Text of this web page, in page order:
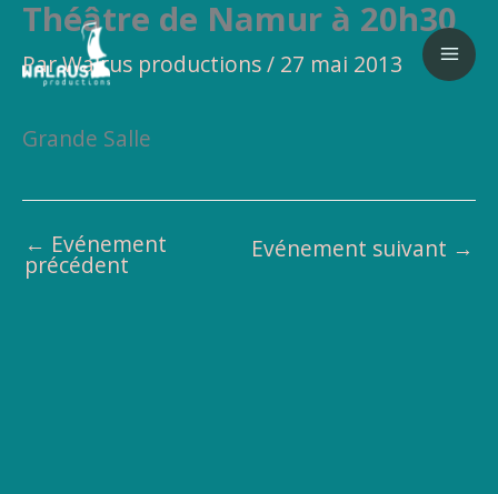
Aller
contenu
Théâtre de Namur à 20h30
ParWalrus productions/ 27 mai 2013
Grande Salle
← Evénement
précédent
Evénement suivant →